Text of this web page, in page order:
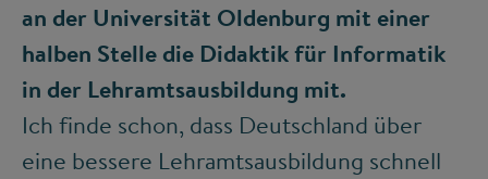
an der Universität Oldenburg mit einer
halben Stelle die Didaktik für Informatik
in der Lehramtsausbildung mit.
Ich finde schon, dass Deutschland über
eine bessere Lehramtsausbildung schnell